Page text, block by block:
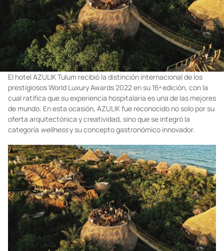
El hotel AZULIK Tulum recibió la distinción internacional de los
prestigiosos World Luxury Awards 2022 en su 16ª edición, con la
cual ratifica que su experiencia hospitalaria es una de las mejores
de mundo. En esta ocasión, AZULIK fue reconocido no solo por su
oferta arquitectónica y creatividad, sino que se integró la
categoría wellnessy su concepto gastronómico innovador.